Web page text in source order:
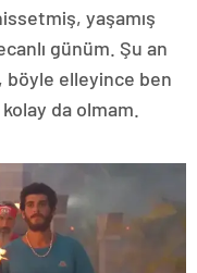
yaşamış
günüm. Şu an
elleyince ben
da olmam.